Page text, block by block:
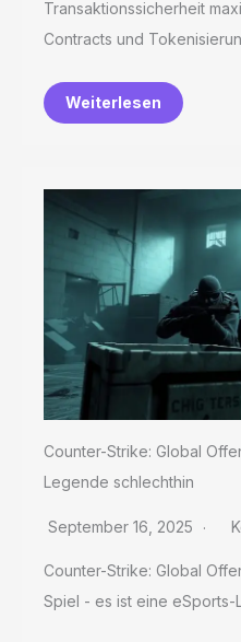
Transaktionssicherheit
Contracts und
Weiterlesen
Counter-Strike: Global
Legende schlechthin
September 16, 2025
Counter-Strike: Global
Spiel - es ist eine eSports-